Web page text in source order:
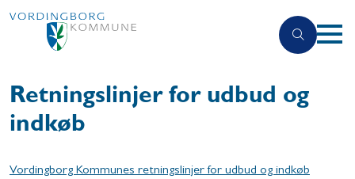
Retningslinjer for udbud og
indkøb
Vordingborg Kommunes retningslinjer for udbud og indkøb